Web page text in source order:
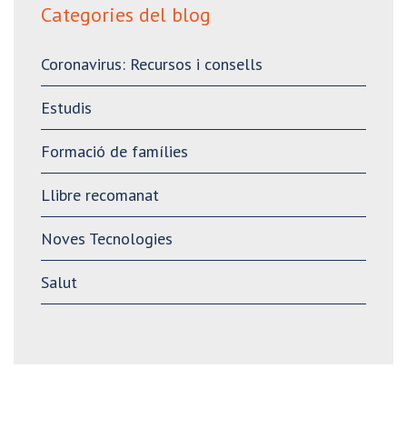
Categories del blog
Coronavirus: Recursos i consells
Estudis
Formació de famílies
Llibre recomanat
Noves Tecnologies
Salut